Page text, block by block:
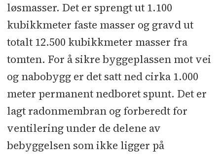
løsmasser. Det er sprengt ut 1.100
kubikkmeter faste masser og gravd ut
totalt 12.500 kubikkmeter masser fra
tomten. For å sikre byggeplassen mot vei
og nabobygg er det satt ned cirka 1.000
meter permanent nedboret spunt. Det er
lagt radonmembran og forberedt for
ventilering under de delene av
bebyggelsen som ikke ligger på